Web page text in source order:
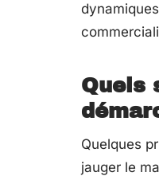
Quels
Quelques
jauger le